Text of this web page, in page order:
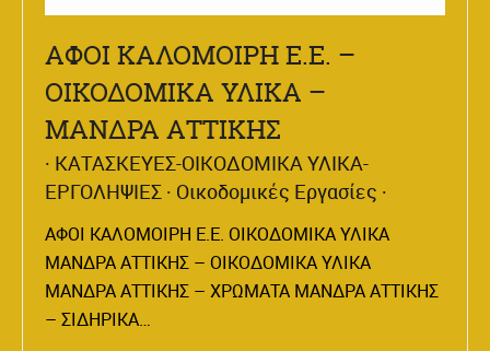
ΑΦΟΙ ΚΑΛΟΜΟΙΡΗ Ε.Ε. –
ΟΙΚΟΔΟΜΙΚΑ ΥΛΙΚΑ –
ΜΑΝΔΡΑ ΑΤΤΙΚΗΣ
ΚΑΤΑΣΚΕΥΕΣ-ΟΙΚΟΔΟΜΙΚΑ ΥΛΙΚΑ-
ΕΡΓΟΛΗΨΙΕΣ Οικοδομικές Εργασίες
ΑΦΟΙ ΚΑΛΟΜΟΙΡΗ Ε.Ε. ΟΙΚΟΔΟΜΙΚΑ ΥΛΙΚΑ
ΜΑΝΔΡΑ ΑΤΤΙΚΗΣ – ΟΙΚΟΔΟΜΙΚΑ ΥΛΙΚΑ
ΜΑΝΔΡΑ ΑΤΤΙΚΗΣ – ΧΡΩΜΑΤΑ ΜΑΝΔΡΑ ΑΤΤΙΚΗΣ
– ΣΙΔΗΡΙΚΑ…